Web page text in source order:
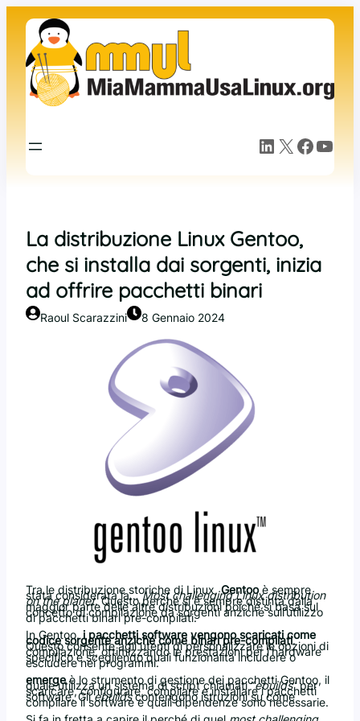
contenuto
LinkedIn X Facebook YouTube
La distribuzione Linux Gentoo,
che si installa dai sorgenti, inizia
ad offrire pacchetti binari
Raoul Scarazzini 8 Gennaio 2024
Tra le distribuzione storiche di Linux,Gentooè sempre
stata considerata la…Most challenging Linux distribution
on the planet. Questo perché si è sempre distinta dalla
maggior parte delle altre distribuzioni poiché si basa sul
concetto di compilazione da sorgenti anziché sull’utilizzo
di pacchetti binari pre-compilati.
In Gentoo,i pacchetti software vengono scaricati come
codice sorgente anziché come binari pre-compilati.
Questo consente agli utenti di personalizzare le opzioni di
compilazione, ottimizzando le prestazioni per l’hardware
specifico e scegliendo quali funzionalità includere o
escludere nei programmi.
emergeè lo strumento di gestione dei pacchetti Gentoo, il
quale utilizza un sistema di script chiamati “ebuilds” per
scaricare, configurare, compilare e installare i pacchetti
software. Gliebuildscontengono istruzioni su come
compilare il software e quali dipendenze sono necessarie.